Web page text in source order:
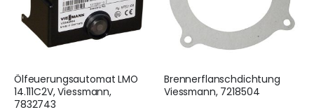
Ölfeuerungsautomat LMO
14.111C2V, Viessmann,
7832743
Brennerflanschdichtung
Viessmann, 7218504